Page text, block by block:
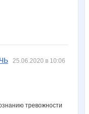
25.06.2020 в 10:06
тревожности